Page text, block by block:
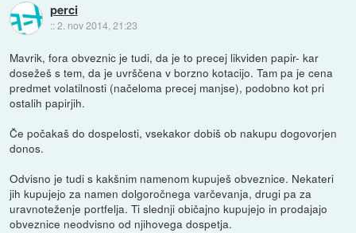
perci
::2. nov 2014, 21:23
Mavrik, fora obveznic je tudi, da je to precej likviden papir- kar
dosežeš s tem, da je uvrščena v borzno kotacijo. Tam pa je cena
predmet volatilnosti (načeloma precej manjse), podobno kot pri
ostalih papirjih.
Če počakaš do dospelosti, vsekakor dobiš ob nakupu dogovorjen
donos.
Odvisno je tudi s kakšnim namenom kupuješ obveznice. Nekateri
jih kupujejo za namen dolgoročnega varčevanja, drugi pa za
uravnoteženje portfelja. Ti slednji običajno kupujejo in prodajajo
obveznice neodvisno od njihovega dospetja.